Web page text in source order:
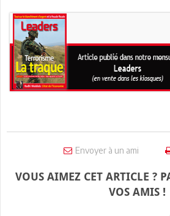
Envoyer à un ami
VOUS AIMEZ CET ARTICLE ?
VOS AMIS !